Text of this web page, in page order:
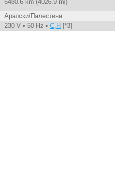
6480.6 km (4026.9 mi)
Арапски/Палестина
230 V • 50 Hz • C,H [*3]